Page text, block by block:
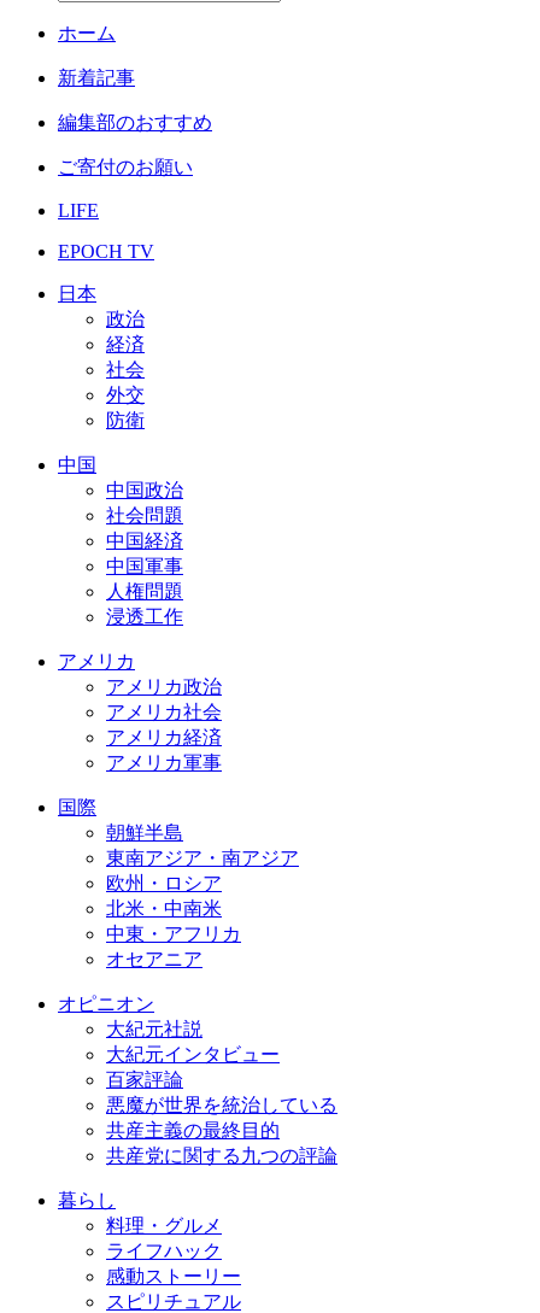
ホーム
新着記事
編集部のおすすめ
ご寄付のお願い
LIFE
EPOCH TV
日本
政治
経済
社会
外交
防衛
中国
中国政治
社会問題
中国経済
中国軍事
人権問題
浸透工作
アメリカ
アメリカ政治
アメリカ社会
アメリカ経済
アメリカ軍事
国際
朝鮮半島
東南アジア・南アジア
欧州・ロシア
北米・中南米
中東・アフリカ
オセアニア
オピニオン
大紀元社説
大紀元インタビュー
百家評論
悪魔が世界を統治している
共産主義の最終目的
共産党に関する九つの評論
暮らし
料理・グルメ
ライフハック
感動ストーリー
スピリチュアル